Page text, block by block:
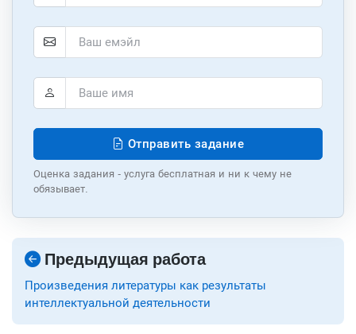
Отправить задание
Оценка задания - услуга бесплатная и ни к чему не
обязывает.
Предыдущая работа
Произведения литературы как результаты
интеллектуальной деятельности